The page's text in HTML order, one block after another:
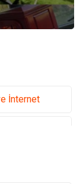
İnternet